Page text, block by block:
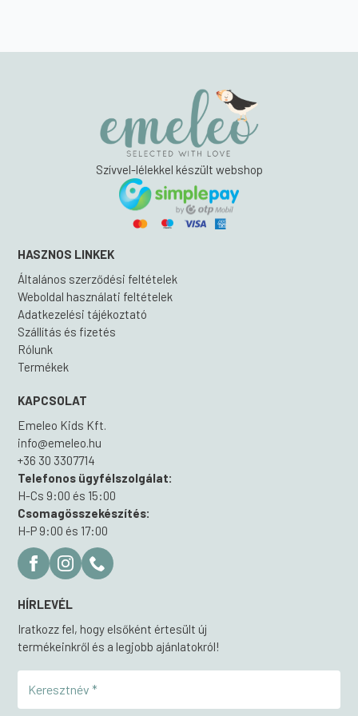
Szívvel-lélekkel készült webshop
HASZNOS LINKEK
Általános szerződési feltételek
Weboldal használati feltételek
Adatkezelési tájékoztató
Szállítás és fizetés
Rólunk
Termékek
KAPCSOLAT
Emeleo Kids Kft.
info@emeleo.hu
+36 30 3307714
Telefonos ügyfélszolgálat:
H-Cs 9:00 és 15:00
Csomagösszekészítés:
H-P 9:00 és 17:00
HÍRLEVÉL
Iratkozz fel, hogy elsőként értesült új
termékeinkről és a legjobb ajánlatokról!